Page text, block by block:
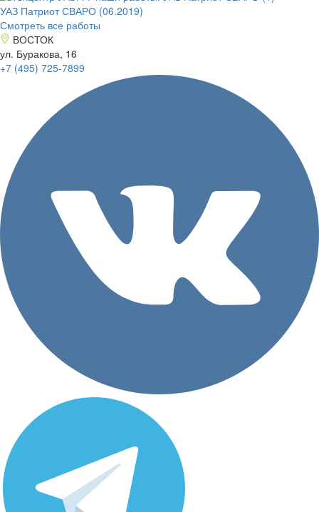
УАЗ Патриот СВАРО (06.2019)
Смотреть все работы
ВОСТОК
ул. Буракова, 16
+7 (495) 725-7899